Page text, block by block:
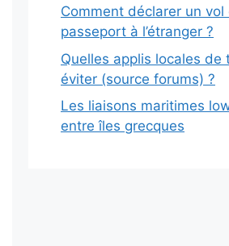
Comment déclarer un vol
passeport à l’étranger ?
Quelles applis locales de
éviter (source forums) ?
Les liaisons maritimes
entre îles grecques